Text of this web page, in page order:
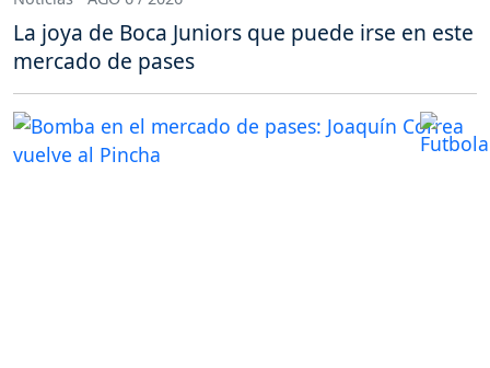
La joya de Boca Juniors que puede irse en este
mercado de pases